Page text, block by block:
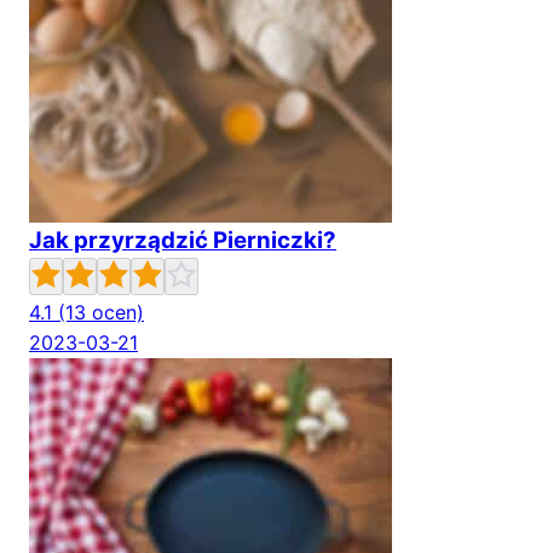
Jak przyrządzić Pierniczki?
4.1 (13 ocen)
2023-03-21